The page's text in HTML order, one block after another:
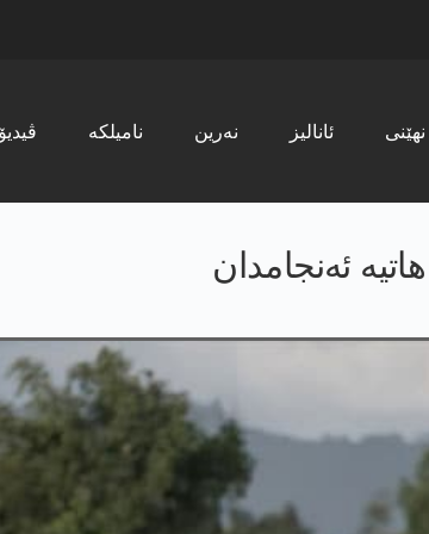
ڤیدیۆ نامیلکە نەرین ئانالیز نھێنی
ئەنجامدان